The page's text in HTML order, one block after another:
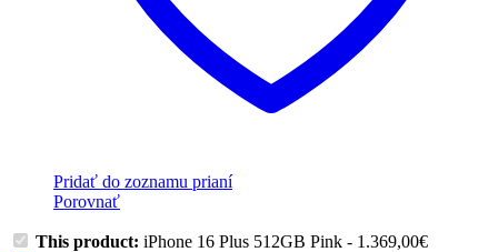
Pridať do zoznamu prianí
Porovnať
This product: iPhone 16 Plus 512GB Pink - 1.369,00€